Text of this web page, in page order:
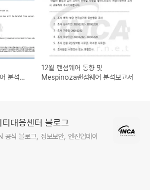
분석보
12월 랜섬웨어 동향 및
Mespinoza랜섬웨어 분석보고서
대응센터 블로그
식 블로그, 정보보안, 엔진업데이